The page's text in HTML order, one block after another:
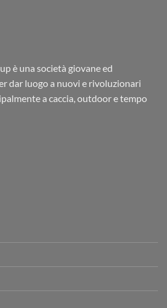
è una società giovane ed
dar luogo a nuovi e rivoluzionari
a caccia, outdoor e tempo